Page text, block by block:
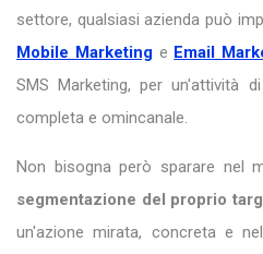
settore, qualsiasi azienda può
Mobile Marketinge Email
SMS Marketing, per un'attività
completa e omincanale.
Non bisogna però sparare nel
segmentazione del proprio
un'azione mirata, concreta e